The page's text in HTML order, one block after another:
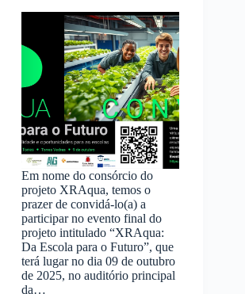
Em nome do consórcio do
projeto XRAqua, temos o
prazer de convidá-lo(a) a
participar no evento final do
projeto intitulado “XRAqua:
Da Escola para o Futuro”, que
terá lugar no dia 09 de outubro
de 2025, no auditório principal
da…